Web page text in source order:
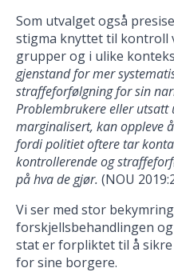
Som utvalget også
stigma knyttet til kontroll
grupper og i ulike
gjenstand for mer
straffeforfølgning for sin
Problembrukere eller
marginalisert, kan oppleve
fordi politiet oftere tar
kontrollerende og
på hva de gjør. (NOU
Vi ser med stor
forskjellsbehandlingen
stat er forpliktet til å
for sine borgere.